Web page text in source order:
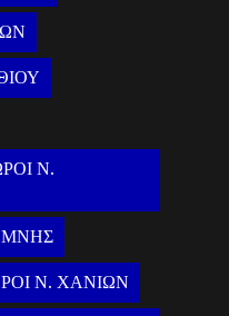
Ν.
Ν. ΧΑΝΙΩΝ